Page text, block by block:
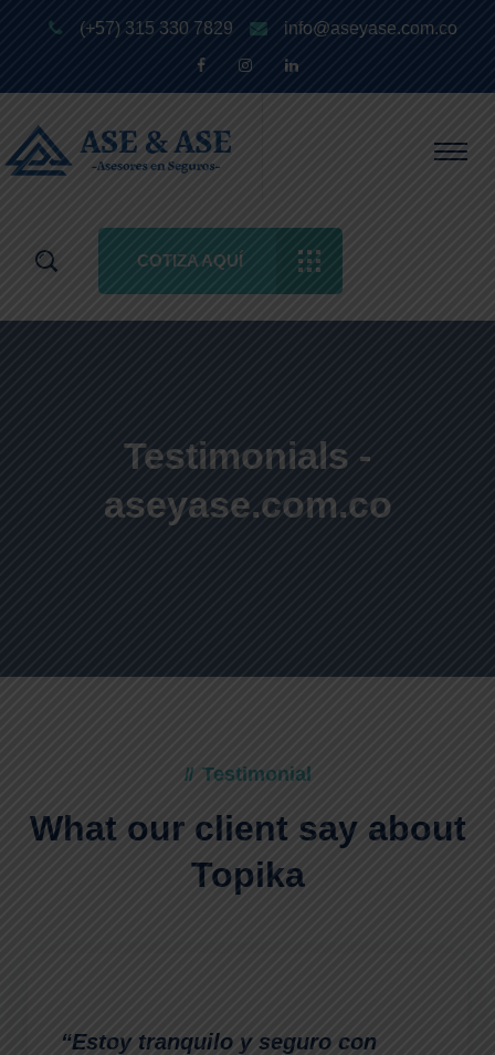
(+57) 315 330 7829 info@aseyase.com.co
COTIZA AQUÍ
Testimonials -
aseyase.com.co
// Testimonial
What our client say about
Topika
“Estoy tranquilo y seguro con